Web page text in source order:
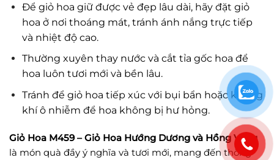
Để giỏ hoa giữ được vẻ đẹp lâu dài, hãy đặt giỏ
hoa ở nơi thoáng mát, tránh ánh nắng trực tiếp
và nhiệt độ cao.
Thường xuyên thay nước và cắt tỉa gốc hoa để
hoa luôn tươi mới và bền lâu.
Tránh để giỏ hoa tiếp xúc với bụi bẩn hoặc không
khí ô nhiễm để hoa không bị hư hỏng.
Giỏ Hoa M459 – Giỏ Hoa Hướng Dương và Hồng Vàng
là món quà đầy ý nghĩa và tươi mới, mang đến thông